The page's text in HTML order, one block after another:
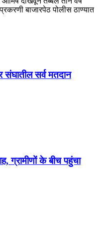
बाजारपेठ पोलीस ठाण्यात
संघातील सर्व मतदान
ग्रामीणों के बीच पहुंचा